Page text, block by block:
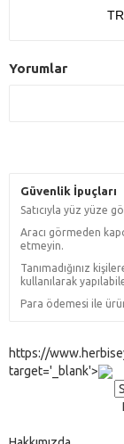
Yorumlar
Güvenlik İpuçları
Satıcıyla yüz yüze
Aracı görmeden
etmeyin.
Tanımadığınız
kullanılarak
Para ödemesi ile
https://
target='_blank'>